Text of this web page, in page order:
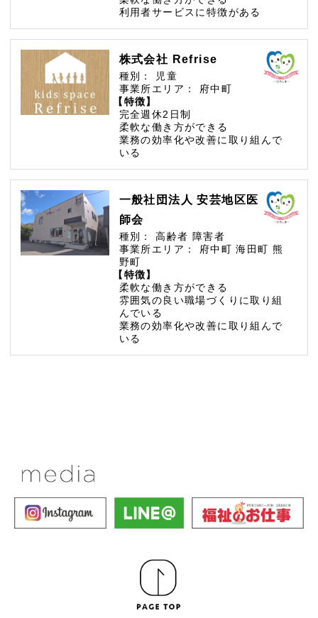
利用者サービスに特徴がある
株式会社 Refrise
種別：
児童
事業所エリア：
府中町
【特徴】
完全週休2日制
柔軟な働き方ができる
業務の効率化や改善に取り組んで
いる
一般社団法人 安芸地区医
師会
種別： 高齢者 障害者
事業所エリア：
府中町海田町熊
野町
【特徴】
柔軟な働き方ができる
雰囲気の良い職場づくりに取り組
んでいる
業務の効率化や改善に取り組んで
いる